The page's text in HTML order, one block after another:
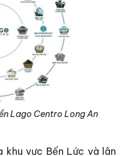
Lago Centro Long An
vực Bến Lức và lân